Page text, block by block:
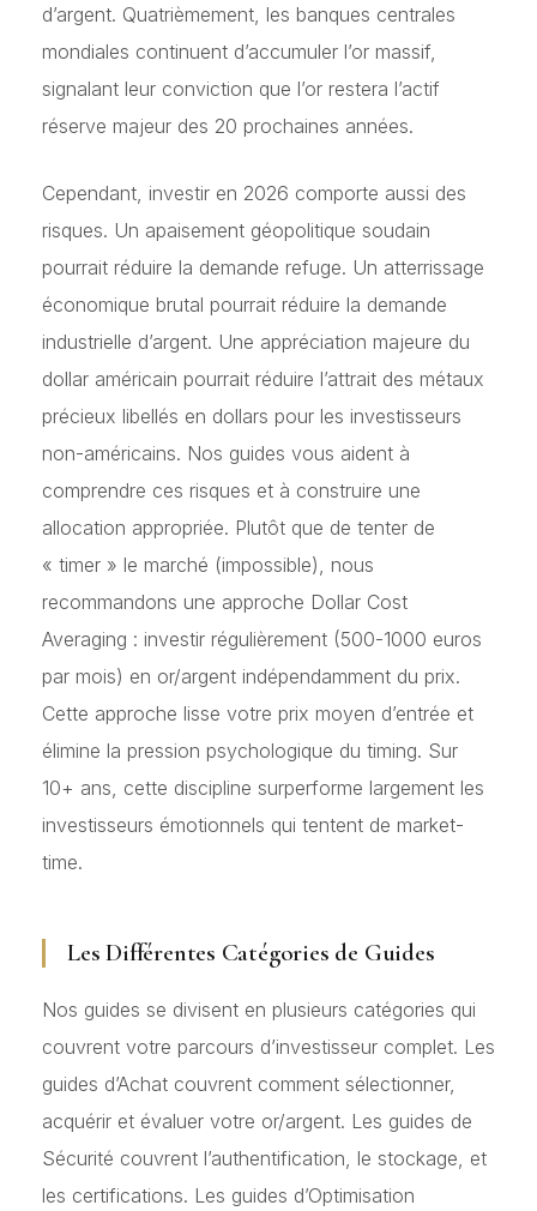
d’argent. Quatrièmement, les banques centrales
mondiales continuent d’accumuler l’or massif,
signalant leur conviction que l’or restera l’actif
réserve majeur des 20 prochaines années.
Cependant, investir en 2026 comporte aussi des
risques. Un apaisement géopolitique soudain
pourrait réduire la demande refuge. Un atterrissage
économique brutal pourrait réduire la demande
industrielle d’argent. Une appréciation majeure du
dollar américain pourrait réduire l’attrait des métaux
précieux libellés en dollars pour les investisseurs
non-américains. Nos guides vous aident à
comprendre ces risques et à construire une
allocation appropriée. Plutôt que de tenter de
« timer » le marché (impossible), nous
recommandons une approche Dollar Cost
Averaging : investir régulièrement (500-1000 euros
par mois) en or/argent indépendamment du prix.
Cette approche lisse votre prix moyen d’entrée et
élimine la pression psychologique du timing. Sur
10+ ans, cette discipline surperforme largement les
investisseurs émotionnels qui tentent de market-
time.
Les Différentes Catégories de Guides
Nos guides se divisent en plusieurs catégories qui
couvrent votre parcours d’investisseur complet. Les
guides d’Achat couvrent comment sélectionner,
acquérir et évaluer votre or/argent. Les guides de
Sécurité couvrent l’authentification, le stockage, et
les certifications. Les guides d’Optimisation